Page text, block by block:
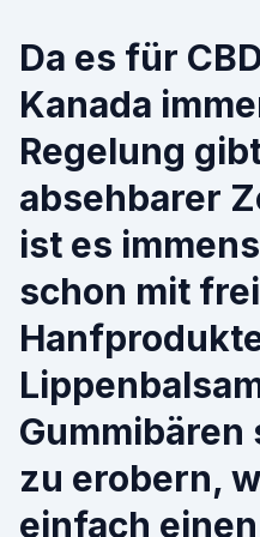
Da es für
Kanada
Regelung
absehbarer
ist es
schon mit
Gummibären
zu erobern,
einfach